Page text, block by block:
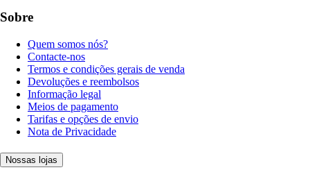
Sobre
Quem somos nós?
Contacte-nos
Termos e condições gerais de venda
Devoluções e reembolsos
Informação legal
Meios de pagamento
Tarifas e opções de envio
Nota de Privacidade
Nossas lojas